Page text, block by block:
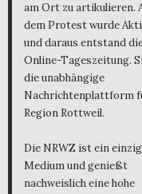
am Ort zu artikulieren.
dem Protest wurde
und daraus entstand
Online-Tageszeitung.
die unabhängige
Nachrichtenplattform
Region Rottweil.
Die NRWZ ist ein
Medium und genießt
nachweislich eine hohe